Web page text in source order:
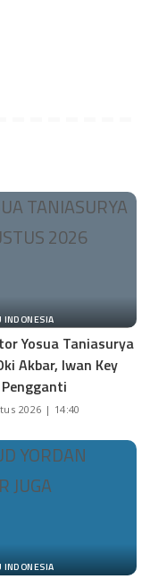
INDONESIA
Yosua Taniasurya
Akbar, Iwan Key
2026 | 14:40
INDONESIA